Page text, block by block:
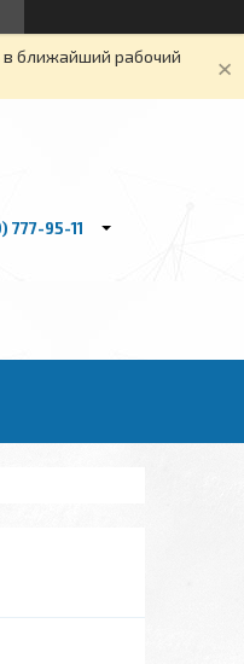
в ближайший рабочий
777-95-11